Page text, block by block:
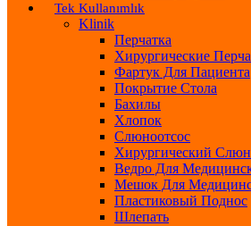
Tek Kullanımlık
Klinik
Перчатка
Хирургические
Фартук Для Пациента
Покрытие Стола
Бахилы
Хлопок
Слюноотсос
Хирургический
Ведро Для
Мешок Для
Пластиковый Поднос
Шлепать